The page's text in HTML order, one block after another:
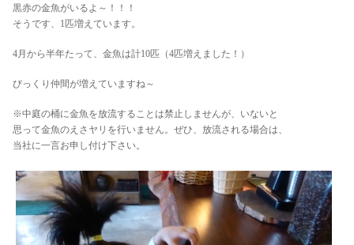
黒赤の金魚がいるよ～！！！
そうです、1匹増えています。
4月から半年たって、金魚は計10匹（4匹増えました！）
びっくり仲間が増えていますね～
※中庭の桶に金魚を放流することは禁止しませんが、いないと
思って金魚のえさヤリを行いません。ぜひ、放流される場合は、
当社に一言お申し付け下さい。